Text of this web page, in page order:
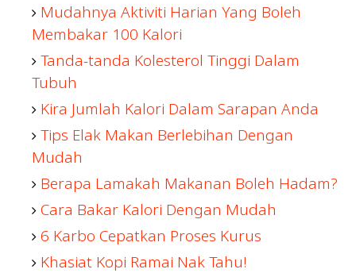
Mudahnya Aktiviti Harian Yang Boleh
Membakar 100 Kalori
Tanda-tanda Kolesterol Tinggi Dalam
Tubuh
Kira Jumlah Kalori Dalam Sarapan Anda
Tips Elak Makan Berlebihan Dengan
Mudah
Berapa Lamakah Makanan Boleh Hadam?
Cara Bakar Kalori Dengan Mudah
6 Karbo Cepatkan Proses Kurus
Khasiat Kopi Ramai Nak Tahu!